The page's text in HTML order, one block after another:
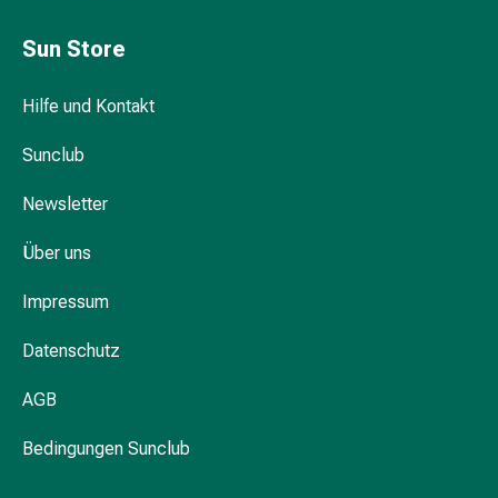
Menstruationscup
Cremes
Halsschmerzen
Sun Store
Hilfe und Kontakt
Sunclub
Newsletter
Über uns
Impressum
Datenschutz
AGB
Bedingungen Sunclub